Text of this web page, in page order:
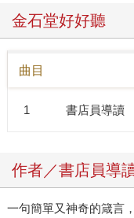
的勇氣》，書名都有
轉化讀者生命的巨大
特質，是一本能帶來
製時程特別緊湊，但
量級且身價最高的藝
（Adoracio?n）來設
識』，而這本書是作
力，有太多值得細細
箴言，可以幫助很多
金石堂好好聽
曲目
1 書店員導讀
作者／書店員導
一句簡單又神奇的箴言